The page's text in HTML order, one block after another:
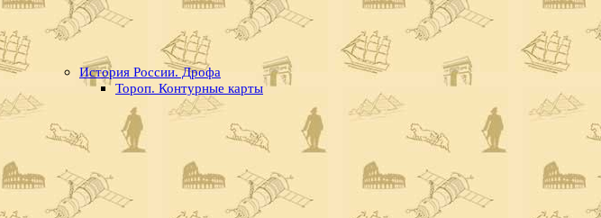
История России. Дрофа
Тороп. Контурные карты